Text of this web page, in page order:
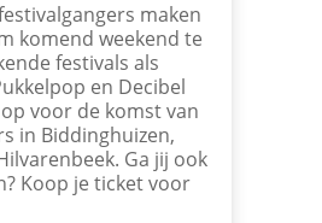
maken
komend weekend te
festivals als
en Decibel
voor de komst van
in Biddinghuizen,
Ga jij ook
Koop je ticket voor